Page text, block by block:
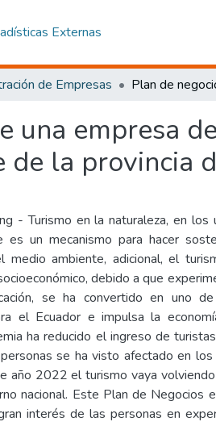
Externas
de Empresas
una empresa
de la provincia
- Turismo en la naturaleza, en los
es un mecanismo para hacer
medio ambiente, adicional, el
debido a que
se ha convertido en uno
el Ecuador e impulsa la
ha reducido el ingreso de
se ha visto afectado en
año 2022 el turismo vaya
nacional. Este Plan de Negocios
interés de las personas en